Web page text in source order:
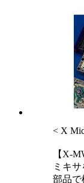
< X
【X-
ミキ
部品で